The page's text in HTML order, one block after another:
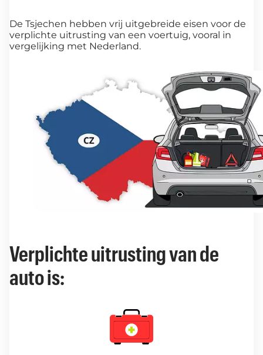
De Tsjechen hebben vrij uitgebreide eisen voor de
verplichte uitrusting van een voertuig, vooral in
vergelijking met Nederland.
Verplichte uitrusting van de
auto is: